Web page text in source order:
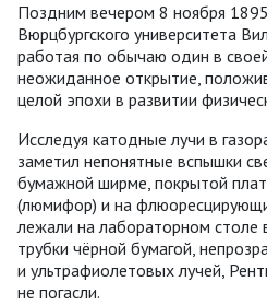
Поздним вечером 8 ноября
Вюрцбургского университета
работая по обычаю один в
неожиданное открытие,
целой эпохи в развитии
Исследуя катодные лучи в
заметил непонятные вспышки
бумажной ширме, покрытой
(люмифор) и на
лежали на лабораторном столе
трубки чёрной бумагой,
и ультрафиолетовых лучей,
не погасли.